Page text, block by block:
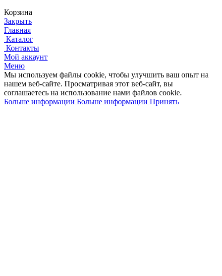
Корзина
Закрыть
Главная
Каталог
Контакты
Мой аккаунт
Меню
Мы используем файлы cookie, чтобы улучшить ваш опыт на
нашем веб-сайте. Просматривая этот веб-сайт, вы
соглашаетесь на использование нами файлов cookie.
Больше информации Больше информации Принять